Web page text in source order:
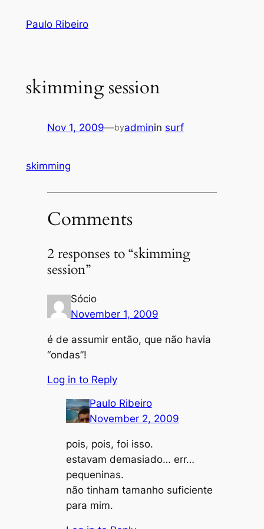
Paulo Ribeiro
skimming session
Nov 1, 2009—byadminin surf
skimming
Comments
2 responses to “skimming
session”
Sócio
November 1, 2009
é de assumir então, que não havia
“ondas”!
Log in to Reply
Paulo Ribeiro
November 2, 2009
pois, pois, foi isso.
estavam demasiado… err…
pequeninas.
não tinham tamanho suficiente
para mim.